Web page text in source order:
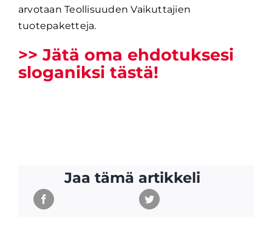
arvotaan Teollisuuden Vaikuttajien
tuotepaketteja.
>> Jätä oma ehdotuksesi
sloganiksi tästä!
Jaa tämä artikkeli